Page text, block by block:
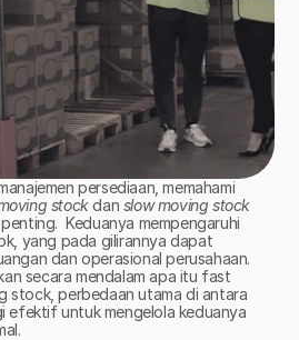
persediaan, memahami
stock dan slow moving stock
Keduanya mempengaruhi
yang pada gilirannya dapat
dan operasional perusahaan.
secara mendalam apa itu fast
stock, perbedaan utama di antara
efektif untuk mengelola keduanya